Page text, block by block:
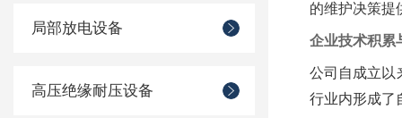
局部放电设备
高压绝缘耐压设备
的维护决策提
企业技术积累
公司自成立以
行业内形成了